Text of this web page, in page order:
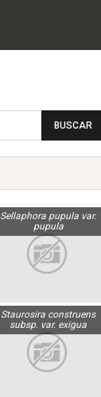
BUSCAR
Sellaphora pupula var.
pupula
Staurosira construens
subsp. var. exigua